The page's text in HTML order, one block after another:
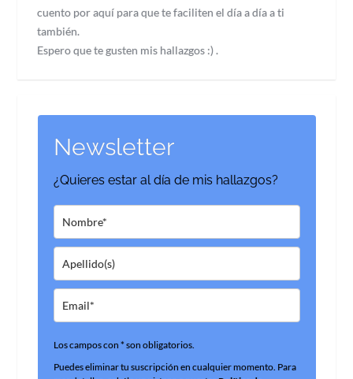
cuento por aquí para que te faciliten el día a día a ti
también.
Espero que te gusten mis hallazgos :) .
Newsletter
¿Quieres estar al día de mis hallazgos?
Los campos con * son obligatorios.
Puedes eliminar tu suscripción en cualquier momento. Para